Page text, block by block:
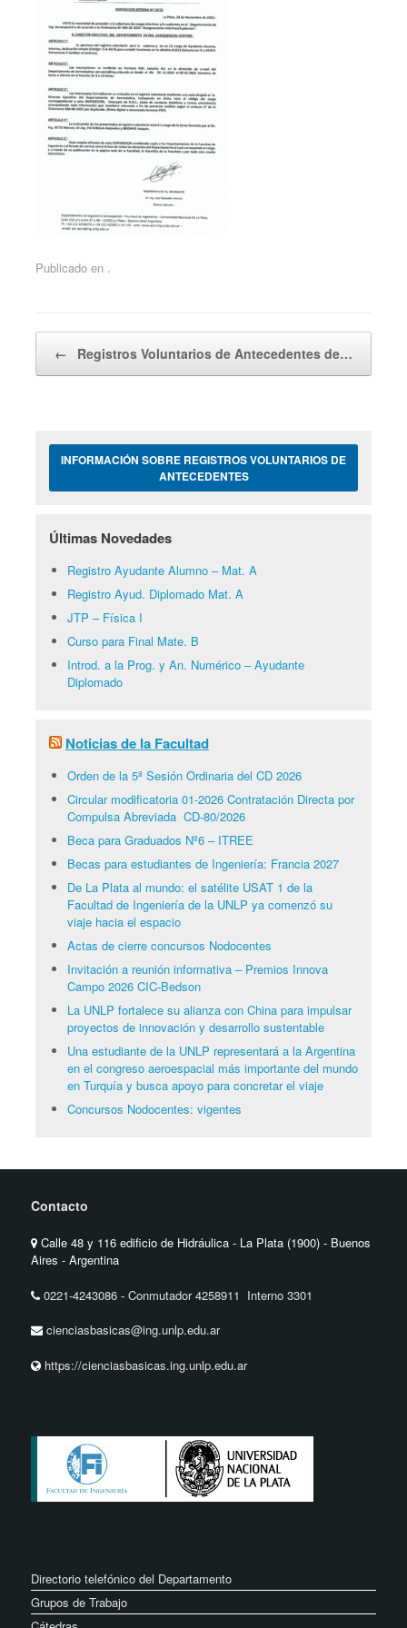
Publicado en .
← Registros Voluntarios de Antecedentes de…
INFORMACIÓN SOBRE REGISTROS VOLUNTARIOS DE
ANTECEDENTES
Últimas Novedades
Registro Ayudante Alumno – Mat. A
Registro Ayud. Diplomado Mat. A
JTP – Física I
Curso para Final Mate. B
Introd. a la Prog. y An. Numérico – Ayudante
Diplomado
Noticias de la Facultad
Orden de la 5ª Sesión Ordinaria del CD 2026
Circular modificatoria 01-2026 Contratación Directa por
Compulsa Abreviada CD-80/2026
Beca para Graduados Nº6 – ITREE
Becas para estudiantes de Ingeniería: Francia 2027
De La Plata al mundo: el satélite USAT 1 de la
Facultad de Ingeniería de la UNLP ya comenzó su
viaje hacia el espacio
Actas de cierre concursos Nodocentes
Invitación a reunión informativa – Premios Innova
Campo 2026 CIC-Bedson
La UNLP fortalece su alianza con China para impulsar
proyectos de innovación y desarrollo sustentable
Una estudiante de la UNLP representará a la Argentina
en el congreso aeroespacial más importante del mundo
en Turquía y busca apoyo para concretar el viaje
Concursos Nodocentes: vigentes
Contacto
Calle 48 y 116 edificio de Hidráulica - La Plata (1900) - Buenos
Aires - Argentina
0221-4243086 -Conmutador 4258911 Interno 3301
cienciasbasicas@ing.unlp.edu.ar
https://cienciasbasicas.ing.unlp.edu.ar
Directorio telefónico del Departamento
Grupos de Trabajo